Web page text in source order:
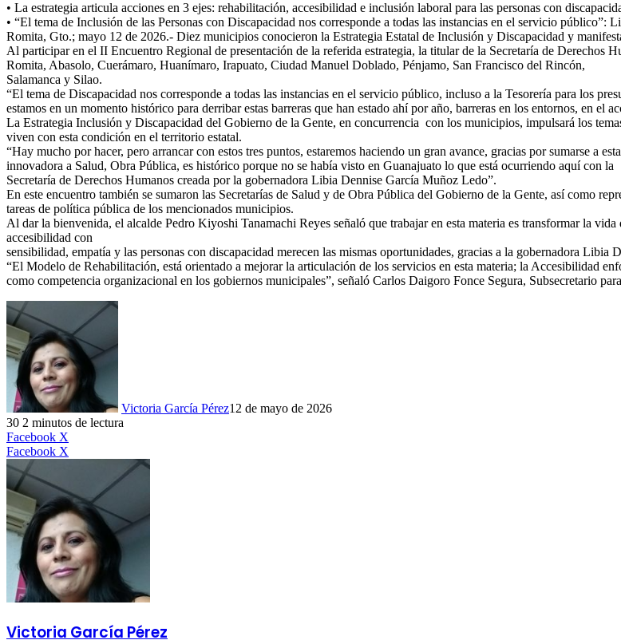
• La estrategia articula acciones en 3 ejes: rehabilitación, accesibilidad e inclusión laboral para las personas con
• “El tema de Inclusión de las Personas con Discapacidad nos corresponde a todas las instancias en el servicio público”:
Romita, Gto.; mayo 12 de 2026.- Diez municipios conocieron la Estrategia Estatal de Inclusión y Discapacidad y
Al participar en el II Encuentro Regional de presentación de la referida estrategia, la titular de la Secretaría de Derechos
Romita, Abasolo, Cuerámaro, Huanímaro, Irapuato, Ciudad Manuel Doblado, Pénjamo, San Francisco del Rincón,
Salamanca y Silao.
“El tema de Discapacidad nos corresponde a todas las instancias en el servicio público, incluso a la Tesorería para los
estamos en un momento histórico para derribar estas barreras que han estado ahí por año, barreras en los entornos, en el
La Estrategia Inclusión y Discapacidad del Gobierno de la Gente, en concurrencia con los municipios, impulsará los
viven con esta condición en el territorio estatal.
“Hay mucho por hacer, pero arrancar con estos tres puntos, estaremos haciendo un gran avance, gracias por sumarse a
innovadora a Salud, Obra Pública, es histórico porque no se había visto en Guanajuato lo que está ocurriendo aquí con la
Secretaría de Derechos Humanos creada por la gobernadora Libia Dennise García Muñoz Ledo”.
En este encuentro también se sumaron las Secretarías de Salud y de Obra Pública del Gobierno de la Gente, así como
tareas de política pública de los mencionados municipios.
Al dar la bienvenida, el alcalde Pedro Kiyoshi Tanamachi Reyes señaló que trabajar en esta materia es transformar la
accesibilidad con
sensibilidad, empatía y las personas con discapacidad merecen las mismas oportunidades, gracias a la gobernadora
“El Modelo de Rehabilitación, está orientado a mejorar la articulación de los servicios en esta materia; la Accesibilidad
como competencia organizacional en los gobiernos municipales”, señaló Carlos Daigoro Fonce Segura, Subsecretario
Victoria García Pérez12 de mayo de 2026
30 2 minutos de lectura
Facebook X
Facebook X
electrónico
Victoria García Pérez